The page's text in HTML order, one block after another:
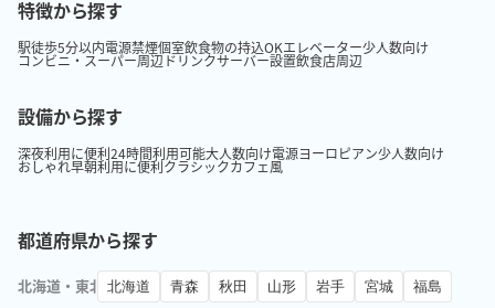
特徴から探す
駅徒歩5分以内電源禁煙個室飲食物の持込OKエレベーター少人数向け
コンビニ・スーパー周辺ドリンクサーバー設置飲食店周辺
設備から探す
深夜利用に便利24時間利用可能大人数向け電源ヨーロピアン少人数向け
おしゃれ早朝利用に便利クラシックカフェ風
都道府県から探す
北海道・東北 北海道 青森 秋田 山形 岩手 宮城 福島